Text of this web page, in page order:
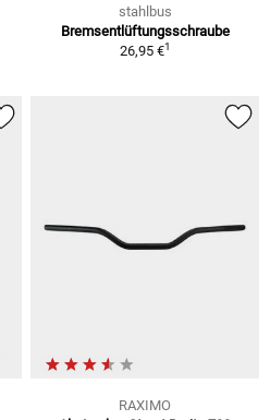
stahlbus
Bremsentlüftungsschraube
26,95 €1
RAXIMO